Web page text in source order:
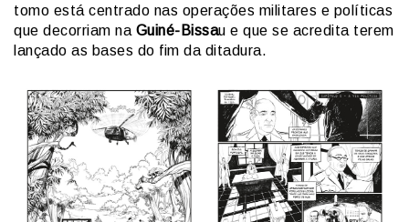
tomo está centrado nas operações militares e políticas
que decorriam na Guiné-Bissau e que se acredita terem
lançado as bases do fim da ditadura.